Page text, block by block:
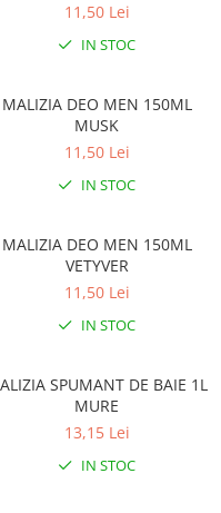
11,50 Lei
IN STOC
MALIZIA DEO MEN 150ML
MUSK
11,50 Lei
IN STOC
MALIZIA DEO MEN 150ML
VETYVER
11,50 Lei
IN STOC
SPUMANT DE BAIE 1L
MURE
13,15 Lei
IN STOC